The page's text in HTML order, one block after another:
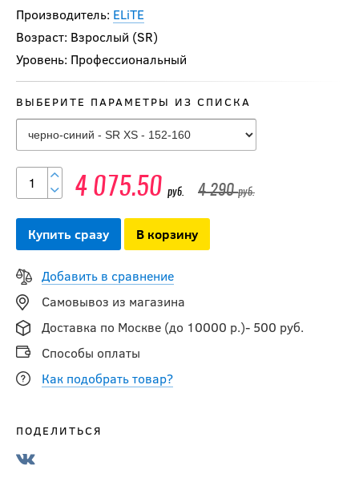
Производитель: ELiTE
Возраст: Взрослый (SR)
Уровень: Профессиональный
ВЫБЕРИТЕ ПАРАМЕТРЫ ИЗ СПИСКА
4 075.50 руб. 4 290руб.
Купить сразу В корзину
Добавить в сравнение
Самовывоз из магазина
Доставка по Москве (до 10000 р.)- 500 руб.
Способы оплаты
Как подобрать товар?
ПОДЕЛИТЬСЯ
-15 %
Брюки
3 391.50руб.